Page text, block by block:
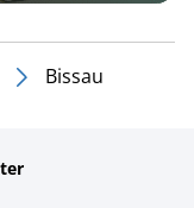
Bissau